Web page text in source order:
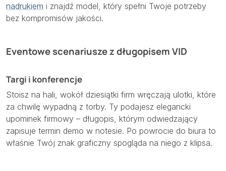
nadrukiem i znajdź model, który spełni Twoje potrzeby
bez kompromisów jakości.
Eventowe scenariusze z długopisem VID
Targi i konferencje
Stoisz na hali, wokół dziesiątki firm wręczają ulotki, które
za chwilę wypadną z torby. Ty podajesz elegancki
upominek firmowy – długopis, którym odwiedzający
zapisuje termin demo w notesie. Po powrocie do biura to
właśnie Twój znak graficzny spogląda na niego z klipsa.